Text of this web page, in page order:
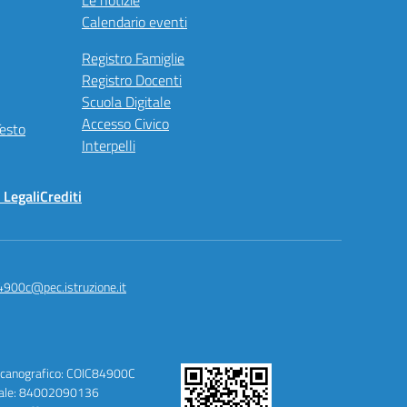
Calendario eventi
Registro Famiglie
Registro Docenti
Scuola Digitale
Accesso Civico
Interpelli
Crediti
COIC84900C
84002090136